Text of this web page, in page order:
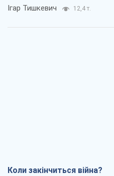
Ігар Тишкевич 12,4 т.
Коли закінчиться війна?